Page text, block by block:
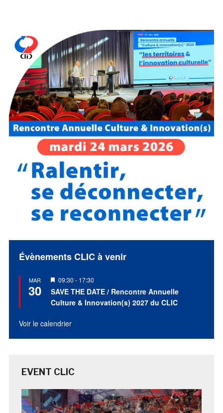
Évènements CLIC à venir
MAR
30
Mis
en
avant
09:30 - 17:30
SAVE THE DATE / Rencontre Annuelle
Culture & Innovation(s) 2027 du CLIC
Voir le calendrier
EVENT CLIC